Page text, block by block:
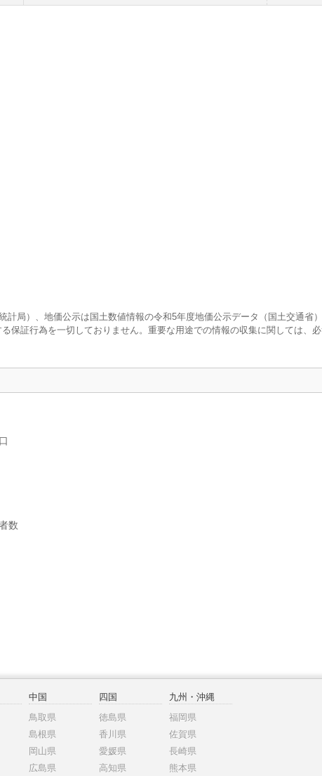
局）、地価公示は国土数値情報の令和5年度地価公示データ（国土交通省
保証行為を一切しておりません。重要な用途での情報の収集に関しては、
数
中国
鳥取県
島根県
岡山県
広島県
四国
徳島県
香川県
愛媛県
高知県
九州・沖縄
福岡県
佐賀県
長崎県
熊本県